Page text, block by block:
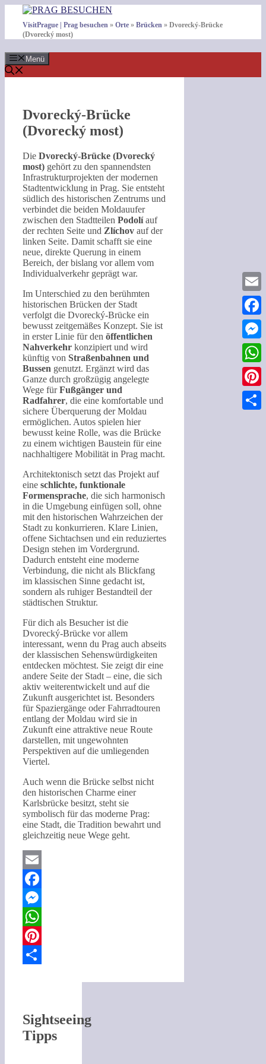
Inhalt
springen
VisitPrague | Prag besuchen » Orte » Brücken » Dvorecký-Brücke
(Dvorecký most)
Menü
Dvorecký-Brücke
(Dvorecký most)
Die Dvorecký-Brücke (Dvorecký
most) gehört zu den spannendsten
Infrastrukturprojekten der modernen
Stadtentwicklung in Prag. Sie entsteht
südlich des historischen Zentrums und
verbindet die beiden Moldauufer
zwischen den Stadtteilen Podolíauf
der rechten Seite und Zlíchov auf der
linken Seite. Damit schafft sie eine
neue, direkte Querung in einem
Bereich, der bislang vor allem vom
Individualverkehr geprägt war.
Im Unterschied zu den berühmten
historischen Brücken der Stadt
verfolgt die Dvorecký-Brücke ein
bewusst zeitgemäßes Konzept. Sie ist
in erster Linie für den öffentlichen
Nahverkehr konzipiert und wird
künftig von Straßenbahnen und
Bussen genutzt. Ergänzt wird das
Ganze durch großzügig angelegte
Wege fürFußgänger und
Radfahrer, die eine komfortable und
sichere Überquerung der Moldau
ermöglichen. Autos spielen hier
bewusst keine Rolle, was die Brücke
zu einem wichtigen Baustein für eine
nachhaltigere Mobilität in Prag macht.
Architektonisch setzt das Projekt auf
eine schlichte, funktionale
Formensprache, die sich harmonisch
in die Umgebung einfügen soll, ohne
mit den historischen Wahrzeichen der
Stadt zu konkurrieren. Klare Linien,
offene Sichtachsen und ein reduziertes
Design stehen im Vordergrund.
Dadurch entsteht eine moderne
Verbindung, die nicht als Blickfang
im klassischen Sinne gedacht ist,
sondern als ruhiger Bestandteil der
städtischen Struktur.
Für dich als Besucher ist die
Dvorecký-Brücke vor allem
interessant, wenn du Prag auch abseits
der klassischen Sehenswürdigkeiten
entdecken möchtest. Sie zeigt dir eine
andere Seite der Stadt – eine, die sich
aktiv weiterentwickelt und auf die
Zukunft ausgerichtet ist. Besonders
für Spaziergänge oder Fahrradtouren
entlang der Moldau wird sie in
Zukunft eine attraktive neue Route
darstellen, mit ungewohnten
Perspektiven auf die umliegenden
Viertel.
Auch wenn die Brücke selbst nicht
den historischen Charme einer
Karlsbrücke besitzt, steht sie
symbolisch für das moderne Prag:
eine Stadt, die Tradition bewahrt und
gleichzeitig neue Wege geht.
Email
Facebook
Messenger
WhatsApp
Pinterest
Sightseeing
Tipps
Email